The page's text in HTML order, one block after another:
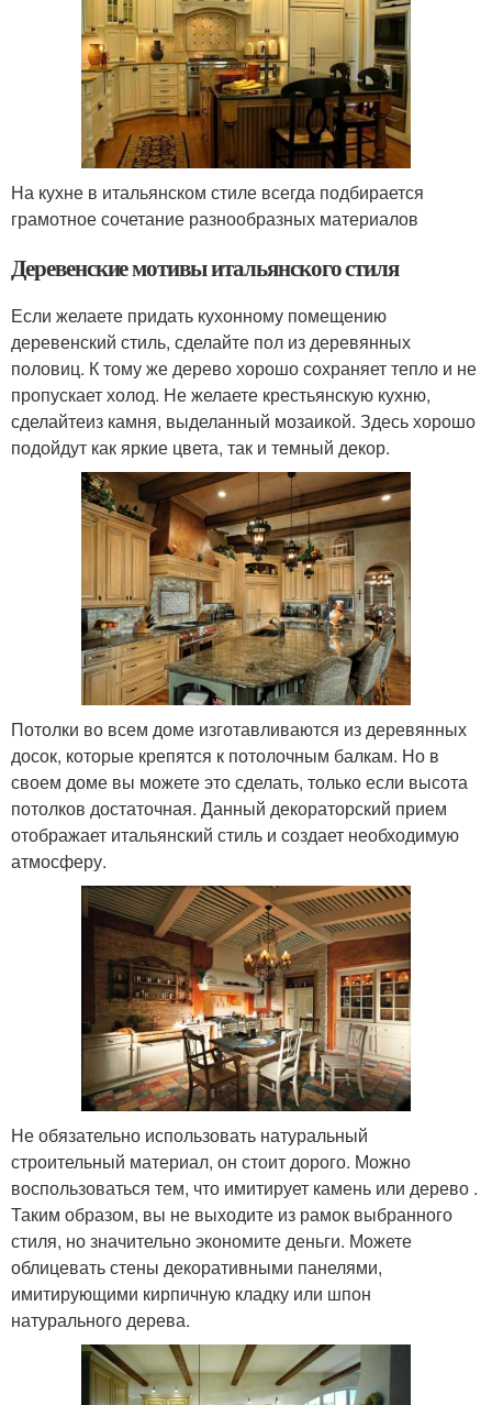
На кухне в итальянском стиле всегда подбирается
грамотное сочетание разнообразных материалов
Деревенские мотивы итальянского стиля
Если желаете придать кухонному помещению
деревенский стиль, сделайте пол из деревянных
половиц. К тому же дерево хорошо сохраняет тепло и не
пропускает холод. Не желаете крестьянскую кухню,
сделайтеиз камня, выделанный мозаикой. Здесь хорошо
подойдут как яркие цвета, так и темный декор.
Потолки во всем доме изготавливаются из деревянных
досок, которые крепятся к потолочным балкам. Но в
своем доме вы можете это сделать, только если высота
потолков достаточная. Данный декораторский прием
отображает итальянский стиль и создает необходимую
атмосферу.
Не обязательно использовать натуральный
строительный материал, он стоит дорого. Можно
воспользоваться тем, что имитирует камень или дерево .
Таким образом, вы не выходите из рамок выбранного
стиля, но значительно экономите деньги. Можете
облицевать стены декоративными панелями,
имитирующими кирпичную кладку или шпон
натурального дерева.